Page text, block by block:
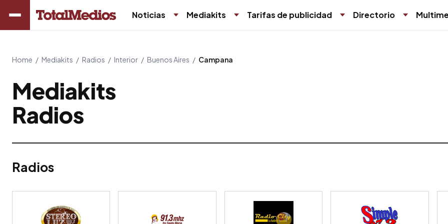
Noticias Mediakits Tarifas de publicidad Directorio
Home / Mediakits / Radios / Interior / Buenos Aires / Campana
Mediakits
Radios
Radios